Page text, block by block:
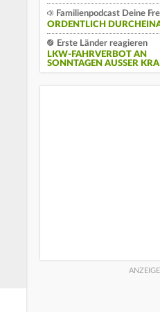
Familienpodcast Deine
ORDENTLICH
Erste Länder reagieren
LKW-FAHRVERBOT AN
SONNTAGEN AUSSER